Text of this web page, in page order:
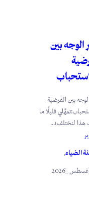
الوجه بين
بين الفرضية
قليلًا ما
هذا لنختلف؛...
الضياء.